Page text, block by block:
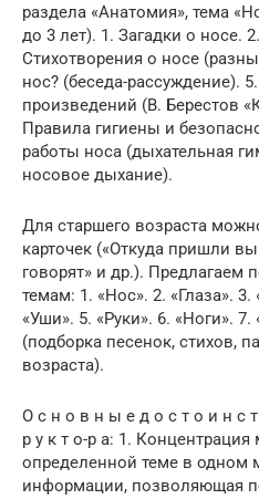
раздела «Анатомия», тема
до 3 лет). 1. Загадки о носе.
Стихотворения о носе
нос? (беседа-рассуждение).
произведений (В. Берестов
Правила гигиены и
работы носа (дыхательная
носовое дыхание).
Для старшего возраста
карточек («Откуда пришли
говорят» и др.). Предлагаем
темам: 1. «Hoc». 2. «Глаза».
«Уши». 5. «Руки». 6. «Ноги». 7.
(подборка песенок, стихов,
возраста).
О с н о в н ы е д о с т о и н с
р у к т о-р а: 1. Концентрация
определенной теме в одном
информации, позволяющая